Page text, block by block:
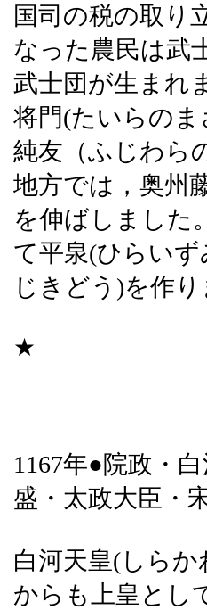
国司の税の取り
なった農民は武
武士団が生まれ
将門(たいらの
純友（ふじわら
地方では，奥州
を伸ばしました
て平泉(ひらい
じきどう)を作
★
1167年●院政・
盛・太政大臣・
白河天皇(しら
からも上皇とし